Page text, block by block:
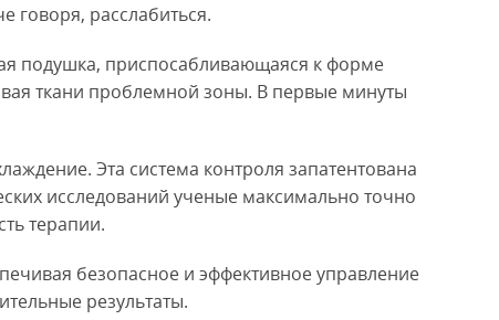
говоря, расслабиться.
подушка, приспосабливающаяся к форме
ткани проблемной зоны. В первые минуты
Эта система контроля запатентована
исследований ученые максимально точно
терапии.
безопасное и эффективное управление
результаты.